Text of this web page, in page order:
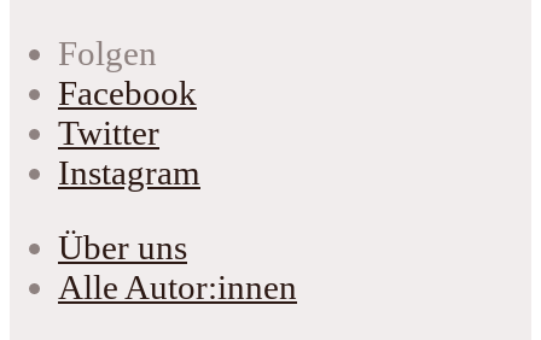
Folgen
Facebook
Twitter
Instagram
Über uns
Alle Autor:innen